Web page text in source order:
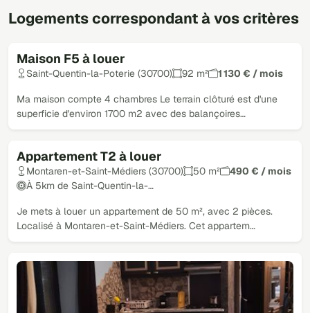
Logements correspondant à vos critères
Maison F5 à louer
Saint-Quentin-la-Poterie (30700) 92 m² 1 130 € / mois
Ma maison compte 4 chambres Le terrain clôturé est d'une
superficie d'environ 1700 m2 avec des balançoires…
Appartement T2 à louer
Montaren-et-Saint-Médiers (30700) 50 m²
490 € / mois
À 5km de Saint-Quentin-la-…
Je mets à louer un appartement de 50 m², avec 2 pièces.
Localisé à Montaren-et-Saint-Médiers. Cet appartem…